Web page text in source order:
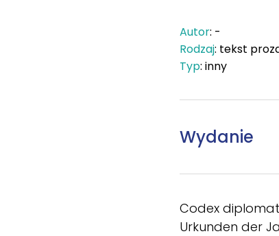
Autor: -
Rodzaj: tekst
Typ: inny
Wydanie
Codex
Urkunden der